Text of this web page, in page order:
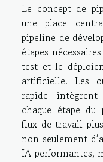
Le concept de
une place
pipeline de
étapes
test et le
artificielle. Les
rapide
chaque étape du
flux de travail
non seulement
IA performantes,